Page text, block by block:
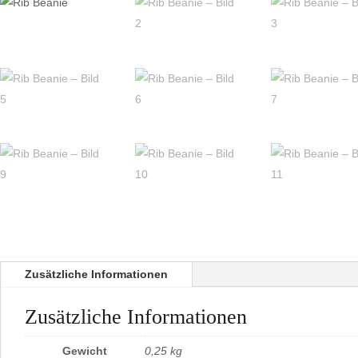
Zusätzliche Informationen
Zusätzliche Informationen
Gewicht 0,25 kg